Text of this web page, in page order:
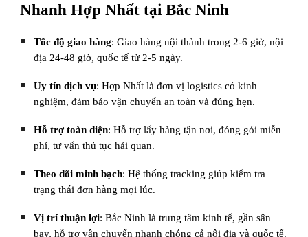
Nhanh Hợp Nhất tại Bắc Ninh
Tốc độ giao hàng: Giao hàng nội thành trong 2-6 giờ, nội
địa 24-48 giờ, quốc tế từ 2-5 ngày.
Uy tín dịch vụ: Hợp Nhất là đơn vị logistics có kinh
nghiệm, đảm bảo vận chuyển an toàn và đúng hẹn.
Hỗ trợ toàn diện: Hỗ trợ lấy hàng tận nơi, đóng gói miễn
phí, tư vấn thủ tục hải quan.
Theo dõi minh bạch: Hệ thống tracking giúp kiểm tra
trạng thái đơn hàng mọi lúc.
Vị trí thuận lợi: Bắc Ninh là trung tâm kinh tế, gần sân
bay, hỗ trợ vận chuyển nhanh chóng cả nội địa và quốc tế.